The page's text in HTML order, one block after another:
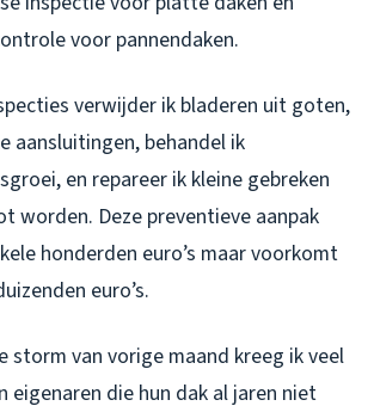
voor pannendaken.
verwijder ik bladeren uit goten,
aansluitingen, behandel ik
en repareer ik kleine gebreken
worden. Deze preventieve aanpak
honderden euro’s maar voorkomt
euro’s.
storm van vorige maand kreeg ik veel
eigenaren die hun dak al jaren niet